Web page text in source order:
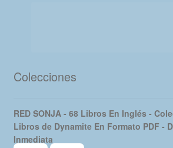
Colecciones